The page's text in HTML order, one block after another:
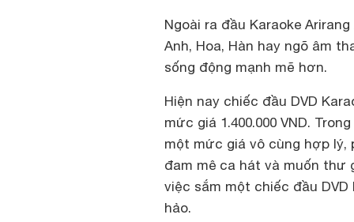
Ngoài ra đầu Karaoke
Anh, Hoa, Hàn hay ngõ âm
sống động mạnh mẽ hơn.
Hiện nay chiếc đầu DVD
mức giá 1.400.000 VND.
một mức giá vô cùng hợp lý,
đam mê ca hát và muốn thư
việc sắm một chiếc đầu
hảo.